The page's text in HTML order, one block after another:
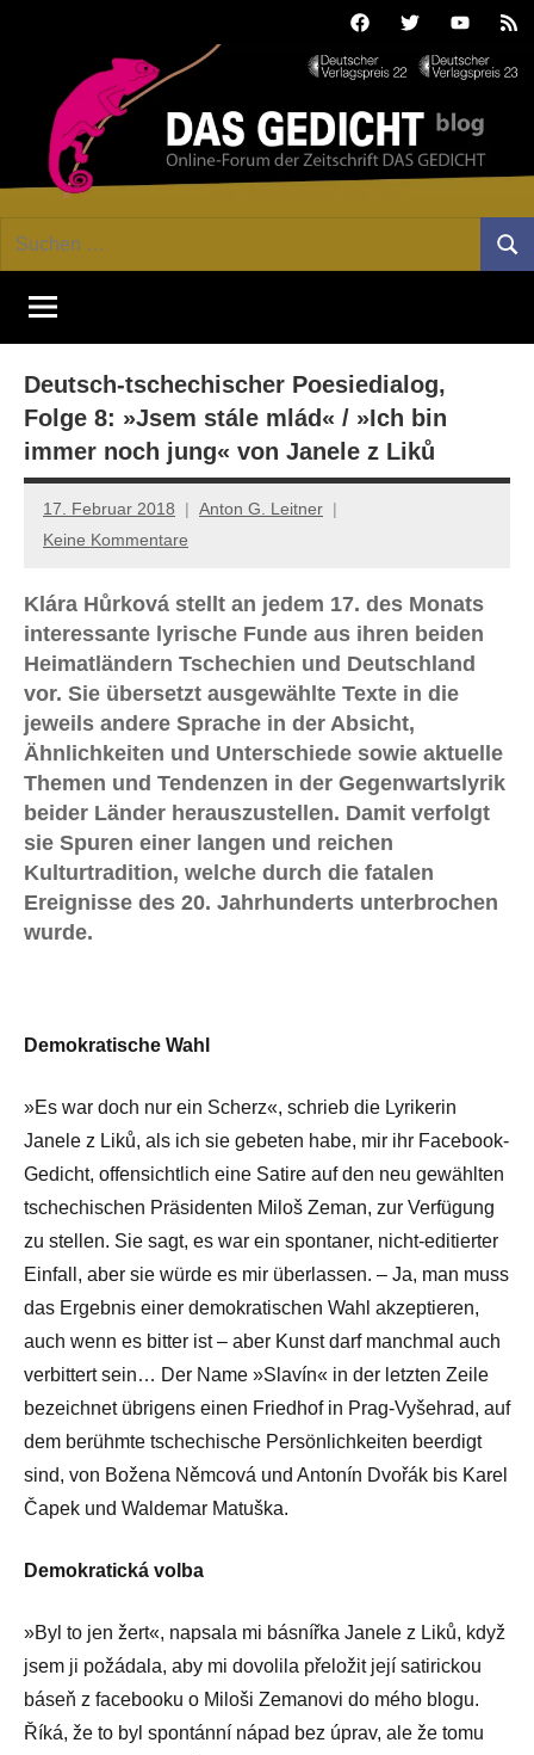
FacebookTwitterYoutube
GEDICHT
blog
Forum
von
DAS
Lyrik,
Essay
Suchen
Deutsch-tschechischer Poesiedialog,
Folge 8: »Jsem stále mlád« / »Ich bin
immer noch jung« von Janele z Liků
17. Februar 2018
Anton G. Leitner
Keine Kommentare
Klára Hůrková stellt an jedem 17. des Monats
interessante lyrische Funde aus ihren beiden
Heimatländern Tschechien und Deutschland
vor. Sie übersetzt ausgewählte Texte in die
jeweils andere Sprache in der Absicht,
Ähnlichkeiten und Unterschiede sowie aktuelle
Themen und Tendenzen in der Gegenwartslyrik
beider Länder herauszustellen. Damit verfolgt
sie Spuren einer langen und reichen
Kulturtradition, welche durch die fatalen
Ereignisse des 20. Jahrhunderts unterbrochen
wurde.
Demokratische Wahl
»Es war doch nur ein Scherz«, schrieb die Lyrikerin
Janele z Liků, als ich sie gebeten habe, mir ihr Facebook-
Gedicht, offensichtlich eine Satire auf den neu gewählten
tschechischen Präsidenten Miloš Zeman, zur Verfügung
zu stellen. Sie sagt, es war ein spontaner, nicht-editierter
Einfall, aber sie würde es mir überlassen. – Ja, man muss
das Ergebnis einer demokratischen Wahl akzeptieren,
auch wenn es bitter ist – aber Kunst darf manchmal auch
verbittert sein… Der Name »Slavín« in der letzten Zeile
bezeichnet übrigens einen Friedhof in Prag-Vyšehrad, auf
dem berühmte tschechische Persönlichkeiten beerdigt
sind, von Božena Němcová und Antonín Dvořák bis Karel
Čapek und Waldemar Matuška.
Demokratická volba
»Byl to jen žert«, napsala mi básnířka Janele z Liků, když
jsem ji požádala, aby mi dovolila přeložit její satirickou
báseň z facebooku o Miloši Zemanovi do mého blogu.
Říká, že to byl spontánní nápad bez úprav, ale že tomu